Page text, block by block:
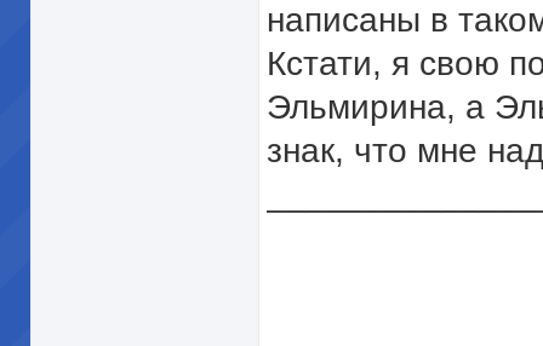
написаны в
Кстати, я свою
Эльмирина, а
знак, что мне